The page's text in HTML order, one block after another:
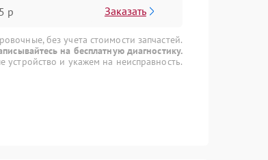
р Заказать
без учета стоимости запчастей.
на бесплатную диагностику.
и укажем на неисправность.